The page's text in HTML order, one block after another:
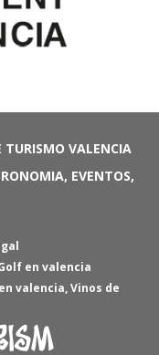
TURISMO VALENCIA
EVENTOS,
en valencia
valencia,Vinos de